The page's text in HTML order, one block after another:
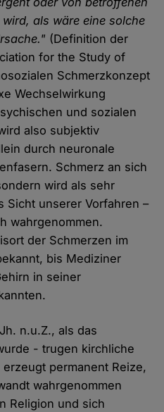
als wäre eine solche
(Definition der
for the Study of
Schmerzkonzept
Wechselwirkung
und sozialen
also subjektiv
durch neuronale
Schmerz an sich
wird als sehr
Sicht unserer Vorfahren –
wahrgenommen.
der Schmerzen im
bis Mediziner
in seiner
n.u.Z., als das
- trugen kirchliche
permanent Reize,
wahrgenommen
Religion und sich